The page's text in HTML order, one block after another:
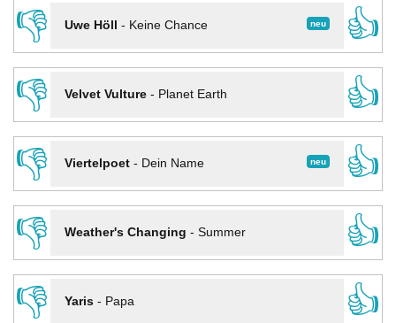
👎
neu
Uwe Höll - Keine Chance
👍
👎
Velvet Vulture- Planet Earth
👍
👎
neu
Viertelpoet- Dein Name
👍
👎
Weather's Changing - Summer
👍
👎
Yaris- Papa 👍